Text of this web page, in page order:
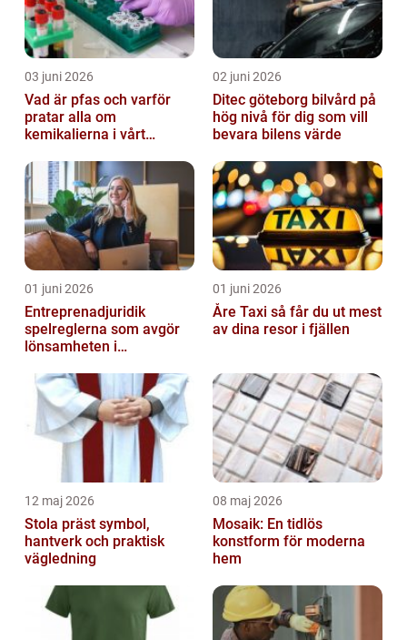
03 juni 2026
Vad är pfas och varför
pratar alla om
kemikalierna i vårt
02 juni 2026
Ditec göteborg bilvård på
hög nivå för dig som vill
bevara bilens värde
01 juni 2026
Entreprenadjuridik
spelreglerna som avgör
lönsamheten i
01 juni 2026
Åre Taxi så får du ut mest
av dina resor i fjällen
12 maj 2026
Stola präst symbol,
hantverk och praktisk
vägledning
08 maj 2026
Mosaik: En tidlös
konstform för moderna
hem